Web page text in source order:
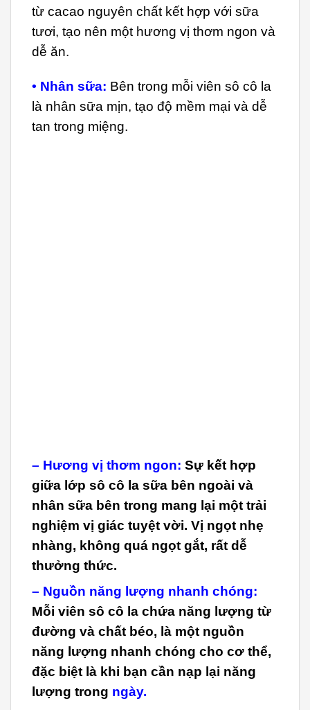
từ cacao nguyên chất kết hợp với sữa
tươi, tạo nên một hương vị thơm ngon và
dễ ăn.
• Nhân sữa: Bên trong mỗi viên sô cô la
là nhân sữa mịn, tạo độ mềm mại và dễ
tan trong miệng.
– Hương vị thơm ngon: Sự kết hợp
giữa lớp sô cô la sữa bên ngoài và
nhân sữa bên trong mang lại một trải
nghiệm vị giác tuyệt vời. Vị ngọt nhẹ
nhàng, không quá ngọt gắt, rất dễ
thưởng thức.
– Nguồn năng lượng nhanh chóng:
Mỗi viên sô cô la chứa năng lượng từ
đường và chất béo, là một nguồn
năng lượng nhanh chóng cho cơ thể,
đặc biệt là khi bạn cần nạp lại năng
lượng trong ngày.